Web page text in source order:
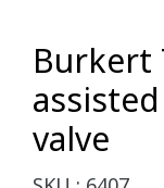
Burkert
valve